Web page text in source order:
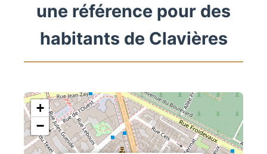
une référence pour des
habitants de Clavières
+
−